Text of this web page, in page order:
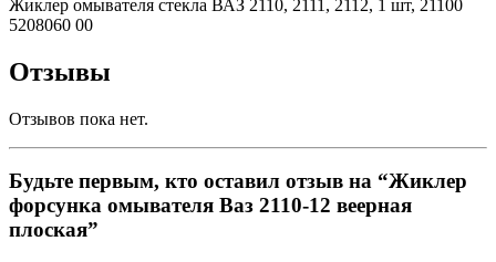
Жиклер омывателя стекла ВАЗ 2110, 2111, 2112, 1 шт, 21100
5208060 00
Отзывы
Отзывов пока нет.
Будьте первым, кто оставил отзыв на “Жиклер
форсунка омывателя Ваз 2110-12 веерная
плоская”